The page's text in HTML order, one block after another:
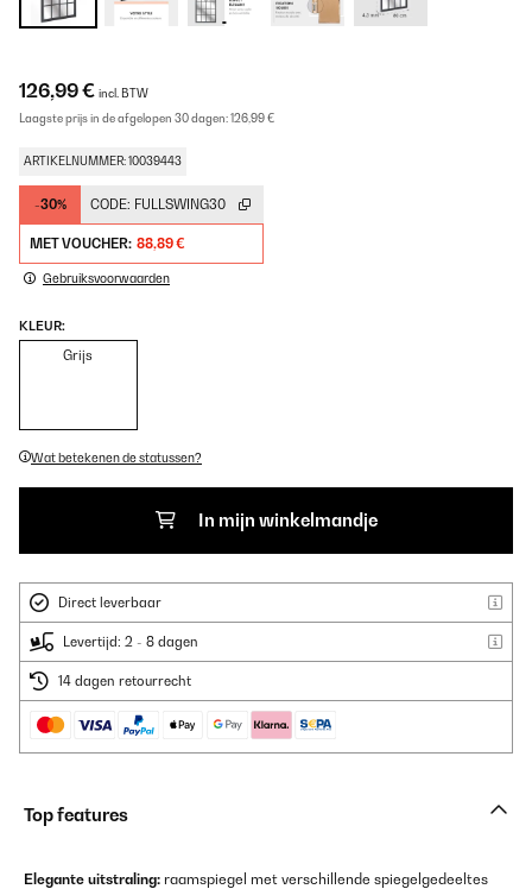
126,99 € incl. BTW
Laagste prijs in de afgelopen 30 dagen:126,99 €
ARTIKELNUMMER: 10039443
-30% CODE: FULLSWING30
MET VOUCHER: 88,89 €
Gebruiksvoorwaarden
KLEUR:
Grijs
Wat betekenen de statussen?
In mijn winkelmandje
Direct leverbaar
Levertijd: 2 - 8 dagen
14 dagen retourrecht
Top features
Elegante uitstraling: raamspiegel met verschillende spiegelgedeeltes